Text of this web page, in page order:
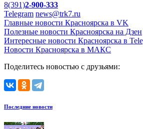
8(391)2-900-333
Telegram news@trk7.ru
Главные новости Красноярска в VK
Полезные новости Красноярска на Дзен
Интересные новости Красноярска в
Новости Красноярска в МАКС
Поделитесь новостью с друзьями:
Последние новости